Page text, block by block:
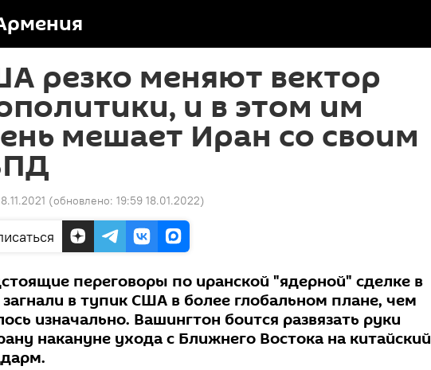
резко меняют вектор
и в этом им
мешает Иран со своим
(обновлено: 19:59 18.01.2022)
переговоры по иранской "ядерной" сделке в
в тупик США в более глобальном плане, чем
изначально. Вашингтон боится развязать руки
накануне ухода с Ближнего Востока на китайский